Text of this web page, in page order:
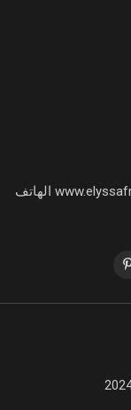
اذاعة عليسة "صوت الناس" تسمعونا على: www.elyssafm.tn الهاتف